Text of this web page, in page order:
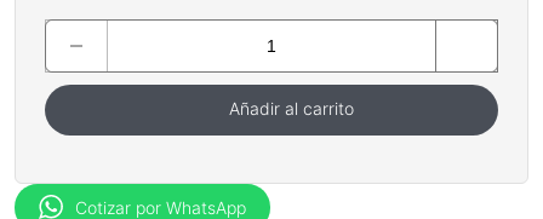
Añadir al carrito
Cotizar por WhatsApp